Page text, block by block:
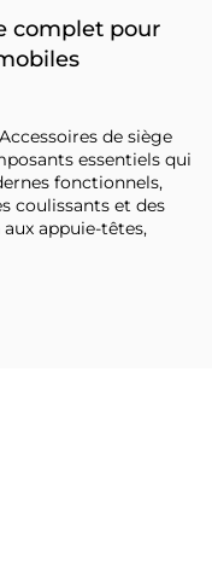
complet pour
de siège
essentiels qui
fonctionnels,
coulissants et des
appuie-têtes,